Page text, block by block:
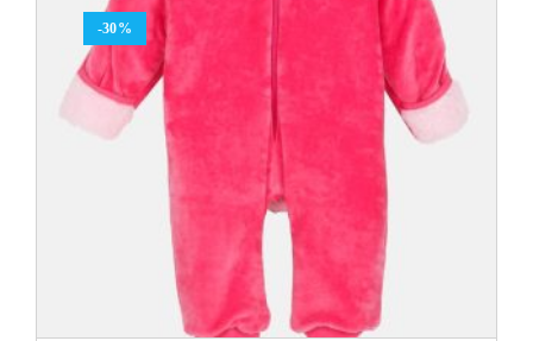
-30%